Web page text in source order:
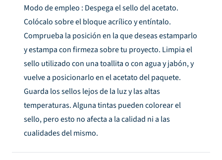
Modo de empleo : Despega el sello del acetato.
Colócalo sobre el bloque acrílico y entíntalo.
Comprueba la posición en la que deseas estamparlo
y estampa con firmeza sobre tu proyecto. Limpia el
sello utilizado con una toallita o con agua y jabón, y
vuelve a posicionarlo en el acetato del paquete.
Guarda los sellos lejos de la luz y las altas
temperaturas. Alguna tintas pueden colorear el
sello, pero esto no afecta a la calidad ni a las
cualidades del mismo.